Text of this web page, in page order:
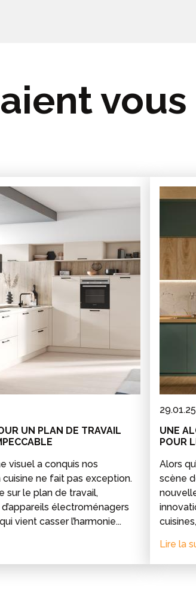
UN PLAN DE TRAVAIL
visuel a conquis nos
cuisine ne fait pas exception.
sur le plan de travail,
d’appareils électroménagers
vient casser l’harmonie...
29.01.25
UNE
POUR
Alors
scène
Lire la